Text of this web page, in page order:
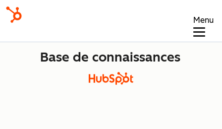
Menu
Base de connaissances